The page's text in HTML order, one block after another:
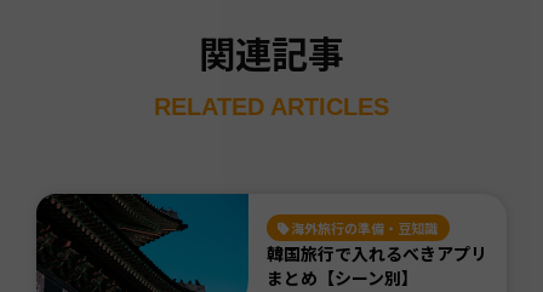
関連記事
RELATED ARTICLES
海外旅行の準備・豆知識
韓国旅行で入れるべきアプリ
まとめ【シーン別】